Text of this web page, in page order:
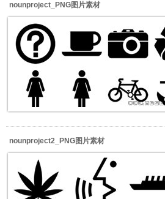
nounproject_PNG图片素材
nounproject2_PNG图片素材